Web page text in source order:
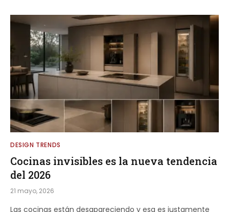
DESIGN TRENDS
Cocinas invisibles es la nueva tendencia
del 2026
21 mayo, 2026
Las cocinas están desapareciendo y esa es justamente